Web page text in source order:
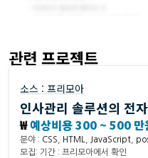
관련 프로젝트
소스 : 프리모아
인사관리 솔루션의 전
₩예상비용 300 ~ 500 만
분야 : CSS HTML JavaScript
모집: 기간 : 프리모아에서 확인